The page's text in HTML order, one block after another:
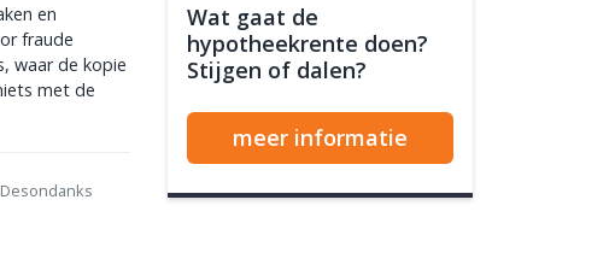
en
fraude
waar de kopie
met de
Wat gaat de
hypotheekrente doen?
Stijgen of dalen?
meer informatie